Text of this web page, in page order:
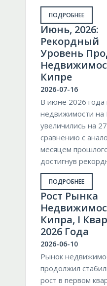
ПОДРОБНЕЕ
Июнь, 2026:
Рекордный
Уровень
Кипре
2026-07-16
В июне 2026 года
недвижимости на
увеличились на
сравнению с
месяцем
достигнув
ПОДРОБНЕЕ
Pост Рынка
Кипра, I
2026 Года
2026-06-10
Рынок
продолжил
рост в первом